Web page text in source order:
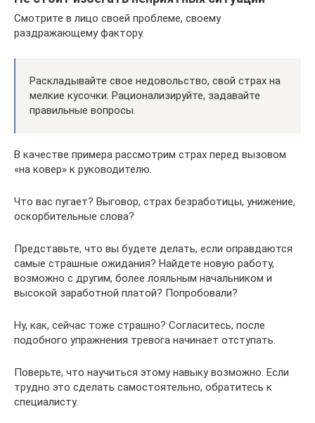
Смотрите в лицо своей проблеме, своему
раздражающему фактору.
Раскладывайте свое недовольство, свой страх на
мелкие кусочки. Рационализируйте, задавайте
правильные вопросы.
В качестве примера рассмотрим страх перед вызовом
«на ковер» к руководителю.
Что вас пугает? Выговор, страх безработицы, унижение,
оскорбительные слова?
Представьте, что вы будете делать, если оправдаются
самые страшные ожидания? Найдете новую работу,
возможно с другим, более лояльным начальником и
высокой заработной платой? Попробовали?
Ну, как, сейчас тоже страшно? Согласитесь, после
подобного упражнения тревога начинает отступать.
Поверьте, что научиться этому навыку возможно. Если
трудно это сделать самостоятельно, обратитесь к
специалисту.